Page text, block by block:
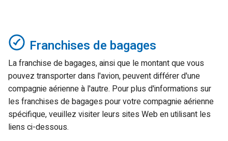
Franchises de bagages
La franchise de bagages, ainsi que le montant que vous
pouvez transporter dans l'avion, peuvent différer d'une
compagnie aérienne à l'autre. Pour plus d'informations sur
les franchises de bagages pour votre compagnie aérienne
spécifique, veuillez visiter leurs sites Web en utilisant les
liens ci-dessous.